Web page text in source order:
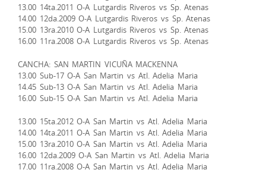
13.00 14ta.2011 O-A Lutgardis Riveros vs Sp. Atenas
14.00 12da.2009 O-A Lutgardis Riveros vs Sp. Atenas
15.00 13ra.2010 O-A Lutgardis Riveros vs Sp. Atenas
16.00 11ra.2008 O-A Lutgardis Riveros vs Sp. Atenas
CANCHA: SAN MARTIN VICUÑA MACKENNA
13.00 Sub-17 O-A San Martin vs Atl. Adelia Maria
14.45 Sub-13 O-A San Martin vs Atl. Adelia Maria
16.00 Sub-15 O-A San Martin vs Atl. Adelia Maria
13.00 15ta.2012 O-A San Martin vs Atl. Adelia Maria
14.00 14ta.2011 O-A San Martin vs Atl. Adelia Maria
15.00 13ra.2010 O-A San Martin vs Atl. Adelia Maria
16.00 12da.2009 O-A San Martin vs Atl. Adelia Maria
17.00 11ra.2008 O-A San Martin vs Atl. Adelia Maria